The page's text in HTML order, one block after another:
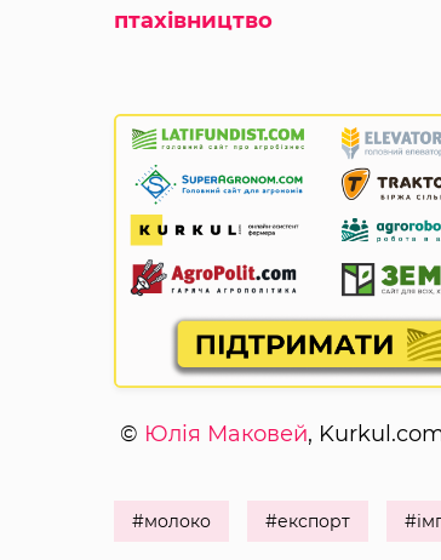
птахівництво
© Юлія Маковей,
#молоко #експорт